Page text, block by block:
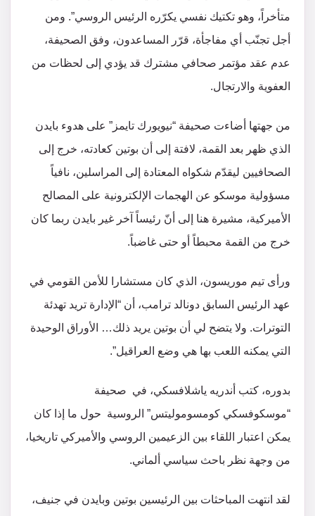
متأخراً، وهو تكتيك نفسي يكرّره الرئيس الروسي”. ومن
أجل تجنّب أي مفاجأة، قرّر المساعدون، وفق الصحيفة،
عدم عقد مؤتمر صحافي مشترك قد يؤدي إلى لحظات من
العفوية والارتجال.
من جهتها أضاءت صحيفة “نيويورك تايمز” على هدوء بايدن
الذي ظهر بعد القمة، لافتة إلى أن بوتين كعادته، خرج إلى
الصحافيين ليقدّم شكواه المعتادة إلى المراسلين، نافياً
مسؤولية موسكو عن الهجمات الإلكترونية على المصالح
الأميركية، مشيرة هنا إلى أنّ رئيساً آخر غير بايدن ربما كان
خرج من القمة محبطاً أو حتى غاضباً.
ورأى تيم موريسون، الذي كان مستشارا للأمن القومي في
عهد الرئيس السابق دونالد ترامب، أن “الإدارة تريد تهدئة
التوترات. ولا يتضح لي أن بوتين يريد ذلك… الأوراق الوحيدة
التي يمكنه اللعب بها هي وضع العراقيل”.
بدوره، كتب أندريه ياشلافسكي، في صحيفة
“موسكوفسكي كومسوموليتس” الروسية حول ما إذا كان
يمكن اعتبار اللقاء بين الزعيمين الروسي والأميركي تاريخيا،
من وجهة نظر باحث سياسي ألماني.
لقد انتهت المباحثات بين الرئيسين بوتين وبايدن في جنيف،